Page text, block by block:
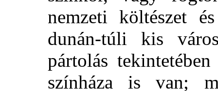
nemzeti költészet
dunán-túli kis
pártolás
színháza is van;